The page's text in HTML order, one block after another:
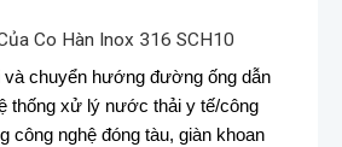
Co Hàn Inox 316 SCH10
và chuyển hướng đường ống dẫn
thống xử lý nước thải y tế/công
công nghệ đóng tàu, giàn khoan